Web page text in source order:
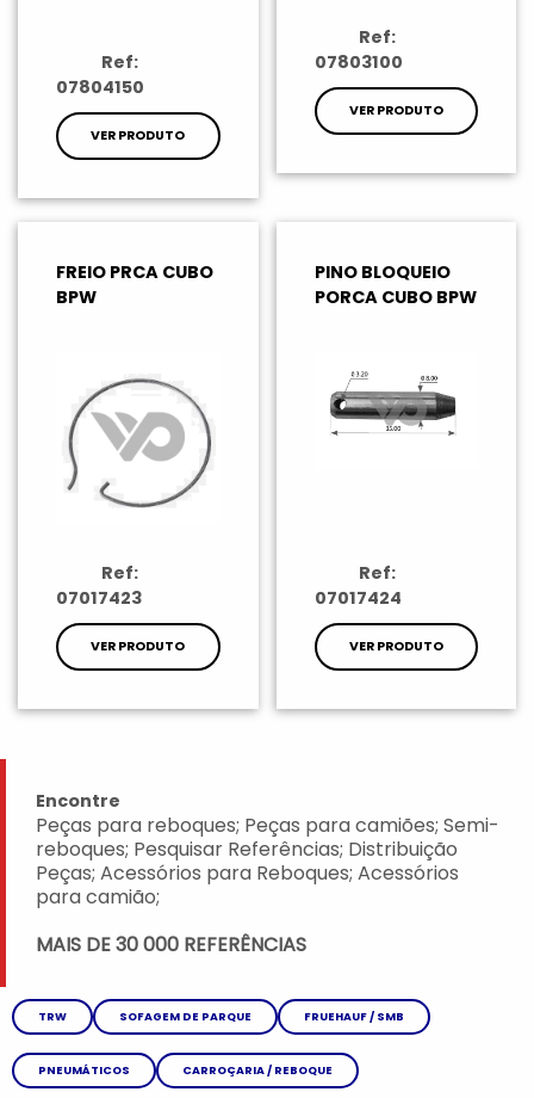
Ref:
07804150
VER PRODUTO
Ref:
07803100
VER PRODUTO
FREIO PRCA CUBO
BPW
Ref:
07017423
VER PRODUTO
PINO BLOQUEIO
PORCA CUBO BPW
Ref:
07017424
VER PRODUTO
Encontre
Peças para reboques; Peças para camiões; Semi-
reboques; Pesquisar Referências; Distribuição
Peças; Acessórios para Reboques; Acessórios
para camião;
MAIS DE 30 000 REFERÊNCIAS
TRW SOFAGEM DE PARQUE FRUEHAUF / SMB
PNEUMÁTICOS CARROÇARIA / REBOQUE